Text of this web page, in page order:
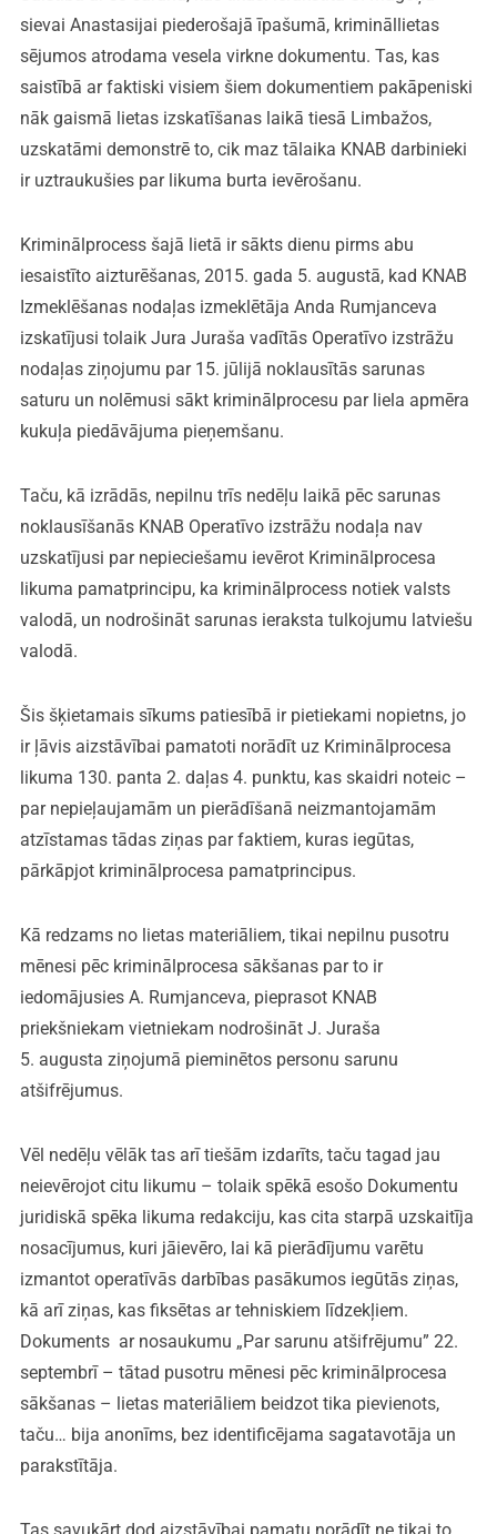
sievai Anastasijai piederošajā īpašumā, krimināllietas
sējumos atrodama vesela virkne dokumentu. Tas, kas
saistībā ar faktiski visiem šiem dokumentiem pakāpeniski
nāk gaismā lietas izskatīšanas laikā tiesā Limbažos,
uzskatāmi demonstrē to, cik maz tālaika KNAB darbinieki
ir uztraukušies par likuma burta ievērošanu.
Kriminālprocess šajā lietā ir sākts dienu pirms abu
iesaistīto aizturēšanas, 2015. gada 5. augustā, kad KNAB
Izmeklēšanas nodaļas izmeklētāja Anda Rumjanceva
izskatījusi tolaik Jura Juraša vadītās Operatīvo izstrāžu
nodaļas ziņojumu par 15. jūlijā noklausītās sarunas
saturu un nolēmusi sākt kriminālprocesu par liela apmēra
kukuļa piedāvājuma pieņemšanu.
Taču, kā izrādās, nepilnu trīs nedēļu laikā pēc sarunas
noklausīšanās KNAB Operatīvo izstrāžu nodaļa nav
uzskatījusi par nepieciešamu ievērot Kriminālprocesa
likuma pamatprincipu, ka kriminālprocess notiek valsts
valodā, un nodrošināt sarunas ieraksta tulkojumu latviešu
valodā.
Šis šķietamais sīkums patiesībā ir pietiekami nopietns, jo
ir ļāvis aizstāvībai pamatoti norādīt uz Kriminālprocesa
likuma 130. panta 2. daļas 4. punktu, kas skaidri noteic –
par nepieļaujamām un pierādīšanā neizmantojamām
atzīstamas tādas ziņas par faktiem, kuras iegūtas,
pārkāpjot kriminālprocesa pamatprincipus.
Kā redzams no lietas materiāliem, tikai nepilnu pusotru
mēnesi pēc kriminālprocesa sākšanas par to ir
iedomājusies A. Rumjanceva, pieprasot KNAB
priekšniekam vietniekam nodrošināt J. Juraša
5. augusta ziņojumā pieminētos personu sarunu
atšifrējumus.
Vēl nedēļu vēlāk tas arī tiešām izdarīts, taču tagad jau
neievērojot citu likumu – tolaik spēkā esošo Dokumentu
juridiskā spēka likuma redakciju, kas cita starpā uzskaitīja
nosacījumus, kuri jāievēro, lai kā pierādījumu varētu
izmantot operatīvās darbības pasākumos iegūtās ziņas,
kā arī ziņas, kas fiksētas ar tehniskiem līdzekļiem.
Dokuments ar nosaukumu „Par sarunu atšifrējumu” 22.
septembrī – tātad pusotru mēnesi pēc kriminālprocesa
sākšanas – lietas materiāliem beidzot tika pievienots,
taču… bija anonīms, bez identificējama sagatavotāja un
parakstītāja.